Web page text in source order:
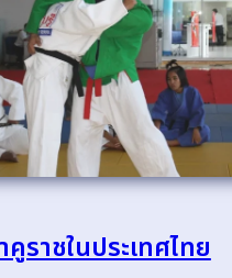
ราชในประเทศไทย